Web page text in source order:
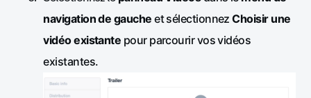
navigation de gauche et sélectionnezChoisir une
vidéo existante pour parcourir vos vidéos
existantes.